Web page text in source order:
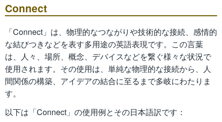
Connect
「Connect」は、物理的なつながりや技術的な接続、感情的
な結びつきなどを表す多用途の英語表現です。この言葉
は、人々、場所、概念、デバイスなどを繋ぐ様々な状況で
使用されます。その使用は、単純な物理的な接続から、人
間関係の構築、アイデアの結合に至るまで多岐にわたりま
す。
以下は「Connect」の使用例とその日本語訳です：